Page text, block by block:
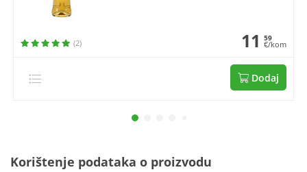
(2) 11 59
€/kom
Dodaj
Korištenje podataka o proizvodu